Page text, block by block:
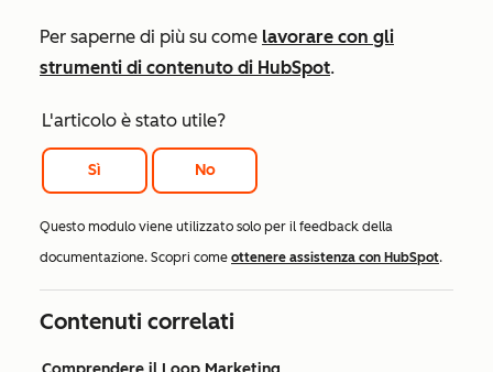
Per saperne di più su come lavorare con gli
strumenti di contenuto di HubSpot.
L'articolo è stato utile?
Sì No
Questo modulo viene utilizzato solo per il feedback della
documentazione. Scopri come ottenere assistenza con HubSpot.
Contenuti correlati